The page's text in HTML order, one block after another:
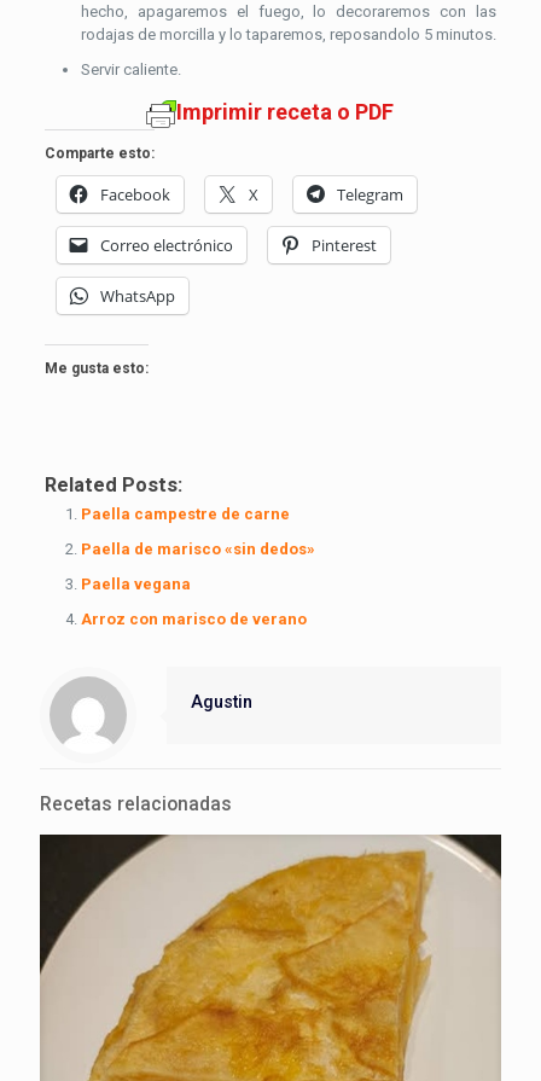
hecho, apagaremos el fuego, lo decoraremos con las
rodajas de morcilla y lo taparemos, reposandolo 5 minutos.
Servir caliente.
Imprimir receta o PDF
Comparte esto:
Facebook X Telegram
Correo electrónico Pinterest
WhatsApp
Me gusta esto:
Related Posts:
Paella campestre de carne
Paella de marisco «sin dedos»
Paella vegana
Arroz con marisco de verano
Agustin
Recetas relacionadas